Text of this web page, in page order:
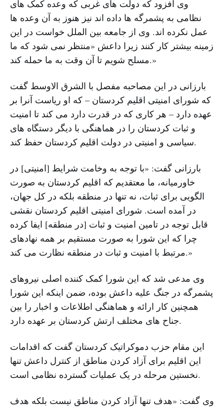
وی افزود که دولت های غربی که وعده کمک های
نظامی به پشمرگه ها داده اند نیز هنوز به آن وعده ها
عمل نکرده اند. وی از جامعه بین الملل خواست در این
زمینه بیشتر کار کنند زیرا داعش «منتظر نمی شود که ما
مسلح شویم تا آن وقت به ما حمله کند.»
بارزانی در این مصاحبه مفصل با الشرق الاوسط گفت
که شورای امنیتی اقلیم کردستان – که او ریاست آنرا بر
عهده دارد – هر کاری که در قدرت دارد می کند تا امنیت
و ثبات کردستان را در هماهنگی با دیگر دستگاه های
سیاسی و امنیتی در دولت اقلیم کردستان حفظ کند.
بارزانی گفت: «با توجه به وخامت شرایط [امنیتی] در
خاورمیانه، ما معتقدیم که اقلیم کردستان به صورت
الگویی برای ثبات، نه تنها در منطقه بلکه در کل جهان،
در آمده است. شورای امنیتی اقلیم کردستان نقشی
قابل توجه در تامین امنیت و ثبات [در منطقه] ایفا کرده
چرا که این شورا به صورت مستقیم بر همه نهادهای
مرتبط با امنیت و ثبات در منطقه نظارت می کند.»
وی مدعی شد که این شورا کمک کننده اصلی نیروهای
پشمرگه در جنگ علیه داعش بوده، ضمن اینکه این شورا
همچنین کار ارائه و هماهنگی اطلاعات و اخبار را بین
جناح های مختلف ارتش کردستان بر عهده دارد.
این مقام حزب دموکراتیک کردستان گفت که اقدامات
این اقلیم برای آزاد کردن مناطق از کنترل داعش تنها
نخستین مرحله در یک عملیات گسترده نظامی است.
وی گفت: «هدف تنها آزاد کردن مناطق نیست بلکه هدف